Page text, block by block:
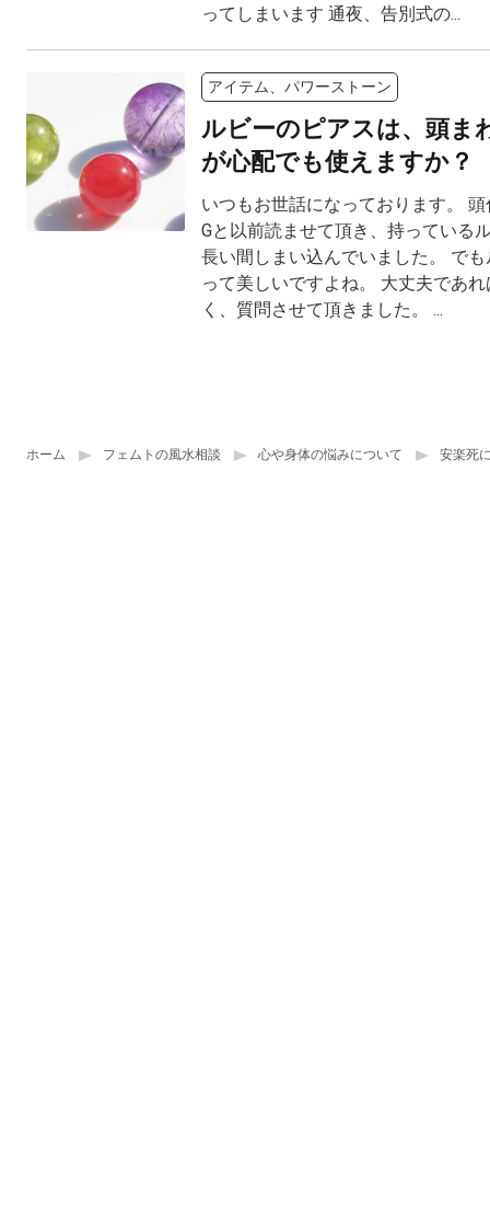
ホーム フェムトの風水相談 心や身体の悩みについて 安楽死
ってしまいます 通夜、告別式の...
アイテム、パワーストーン
ルビーのピアスは、頭ま
が心配でも使えますか？
いつもお世話になっております。
Gと以前読ませて頂き、持っている
長い間しまい込んでいました。 で
って美しいですよね。 大丈夫であ
く、質問させて頂きました。 ...